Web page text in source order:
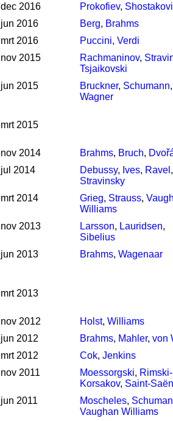
dec 2016 Prokofiev,
jun 2016 Berg, Brahms
mrt 2016 Puccini, Verdi
nov 2015 Rachmaninov,
Tsjaikovski
jun 2015 Bruckner, Schumann,
Wagner
mrt 2015
nov 2014 Brahms, Bruch,
jul 2014 Debussy, Ives, Ravel ,
Stravinsky
mrt 2014 Grieg, Strauss,
Williams
nov 2013 Larsson, Lauridsen,
Sibelius
jun 2013 Brahms, Wagenaar
mrt 2013
nov 2012 Holst, Williams
jun 2012 Brahms, Mahler, von
mrt 2012 Cok, Jenkins
nov 2011 Moessorgski, Rimski-
Korsakov, Saint-
jun 2011 Moscheles,
Vaughan Williams